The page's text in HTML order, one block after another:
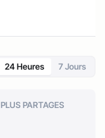
24 Heures 7 Jours
PLUS PARTAGES